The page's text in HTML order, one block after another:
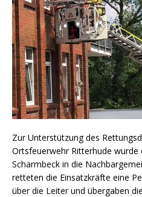
Zur Unterstützung des
Ortsfeuerwehr Ritterhude
Scharmbeck in die
retteten die Einsatzkräfte eine
über die Leiter und übergaben